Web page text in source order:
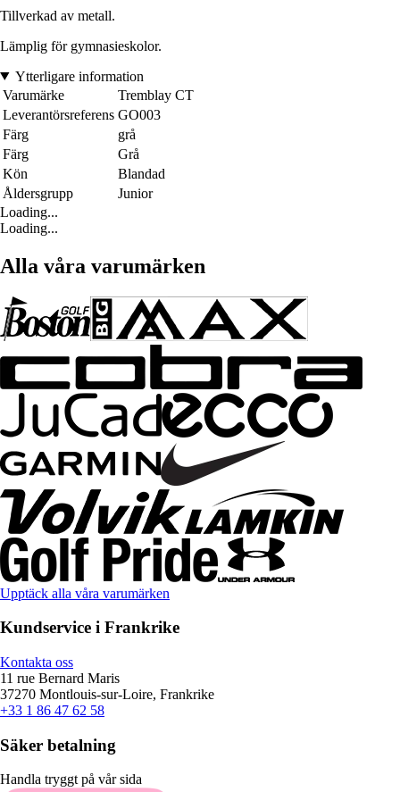
Tillverkad av metall.
Lämplig för gymnasieskolor.
Ytterligare information
Varumärke
Tremblay CT
Leverantörsreferens GO003
Färg
grå
Färg
Grå
Kön
Blandad
Åldersgrupp
Junior
Loading...
Loading...
Alla våra varumärken
Upptäck alla våra varumärken
Kundservice i Frankrike
Kontakta oss
11 rue Bernard Maris
37270 Montlouis-sur-Loire, Frankrike
+33 1 86 47 62 58
Säker betalning
Handla tryggt på vår sida